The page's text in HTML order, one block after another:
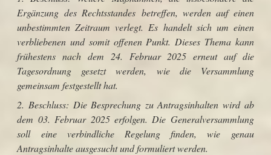
Ergänzung des Rechtsstandes betreffen, werden auf einen
unbestimmten Zeitraum verlegt. Es handelt sich um einen
verbliebenen und somit offenen Punkt. Dieses Thema kann
frühestens nach dem 24. Februar 2025 erneut auf die
Tagesordnung gesetzt werden, wie die Versammlung
gemeinsam festgestellt hat.
2. Beschluss: Die Besprechung zu Antragsinhalten wird ab
dem 03. Februar 2025 erfolgen. Die Generalversammlung
soll eine verbindliche Regelung finden, wie genau
Antragsinhalte ausgesucht und formuliert werden.